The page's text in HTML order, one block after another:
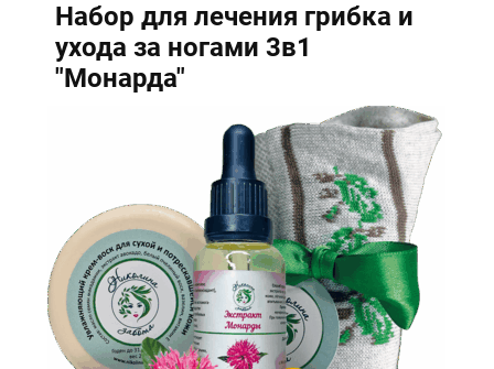
Набор для лечения грибка и
ухода за ногами 3в1
"Монарда"